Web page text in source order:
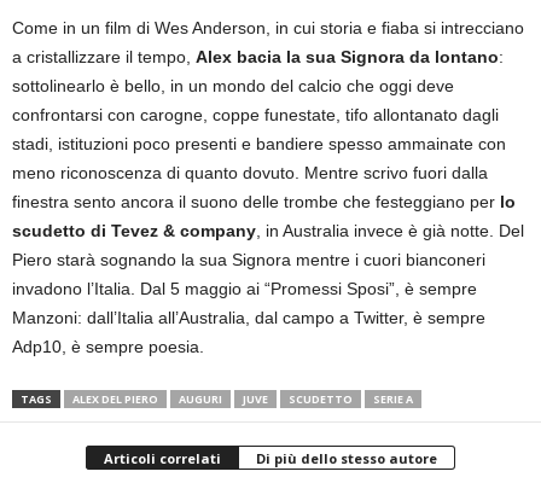
Come in un film di Wes Anderson, in cui storia e fiaba si intrecciano
a cristallizzare il tempo, Alex bacia la sua Signora da lontano:
sottolinearlo è bello, in un mondo del calcio che oggi deve
confrontarsi con carogne, coppe funestate, tifo allontanato dagli
stadi, istituzioni poco presenti e bandiere spesso ammainate con
meno riconoscenza di quanto dovuto. Mentre scrivo fuori dalla
finestra sento ancora il suono delle trombe che festeggiano per lo
scudetto di Tevez & company , in Australia invece è già notte. Del
Piero starà sognando la sua Signora mentre i cuori bianconeri
invadono l’Italia. Dal 5 maggio ai “Promessi Sposi”, è sempre
Manzoni: dall’Italia all’Australia, dal campo a Twitter, è sempre
Adp10, è sempre poesia.
TAGS ALEX DEL PIERO AUGURI JUVE SCUDETTO SERIE A
Articoli correlati Di più dello stesso autore